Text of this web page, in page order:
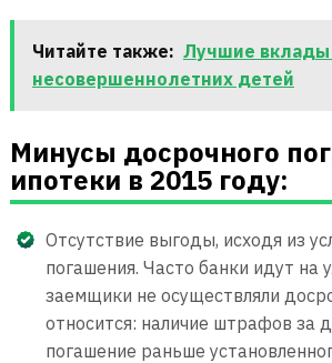
Читайте также: Лучшие вклады
несовершеннолетних детей
Минусы досрочного
ипотеки в 2015 году:
Отсутствие выгоды, исходя из
погашения. Часто банки идут на
заемщики не осуществляли
относится: наличие штрафов за
погашение раньше